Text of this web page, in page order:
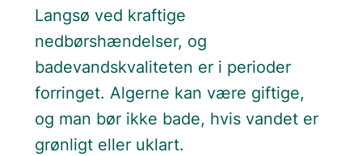
Langsø ved kraftige
nedbørshændelser, og
badevandskvaliteten er i perioder
forringet. Algerne kan være giftige,
og man bør ikke bade, hvis vandet er
grønligt eller uklart.